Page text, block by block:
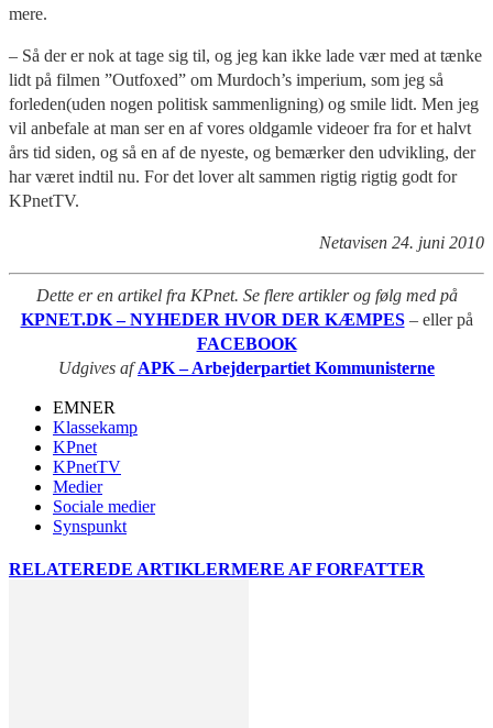
mere.
– Så der er nok at tage sig til, og jeg kan ikke lade vær med at tænke
lidt på filmen ”Outfoxed” om Murdoch’s imperium, som jeg så
forleden(uden nogen politisk sammenligning) og smile lidt. Men jeg
vil anbefale at man ser en af vores oldgamle videoer fra for et halvt
års tid siden, og så en af de nyeste, og bemærker den udvikling, der
har været indtil nu. For det lover alt sammen rigtig rigtig godt for
KPnetTV.
Netavisen 24. juni 2010
Dette er en artikel fra KPnet. Se flere artikler og følg med på
KPNET.DK – NYHEDER HVOR DER KÆMPES – eller på
FACEBOOK
Udgives afAPK – Arbejderpartiet Kommunisterne
EMNER
Klassekamp
KPnet
KPnetTV
Medier
Sociale medier
Synspunkt
RELATEREDE ARTIKLERMERE AF FORFATTER